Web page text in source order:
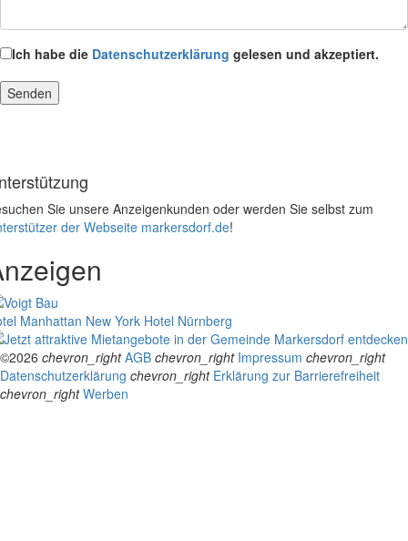
Ich habe die Datenschutzerklärung gelesen und akzeptiert.
Sie unsere Anzeigenkunden oder werden Sie selbst zum
der Webseite markersdorf.de!
Manhattan New York Hotel Nürnberg
©2026 chevron_right AGB chevron_right Impressum chevron_right
Datenschutzerklärung chevron_right Erklärung zur Barrierefreiheit
chevron_right Werben